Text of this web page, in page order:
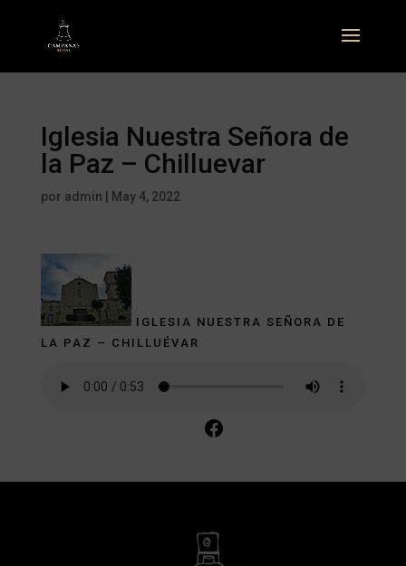
Iglesia Nuestra Señora de
la Paz – Chilluevar
por admin May 4, 2022
IGLESIA NUESTRA SEÑORA DE
LA PAZ – CHILLUÉVAR
Facebook